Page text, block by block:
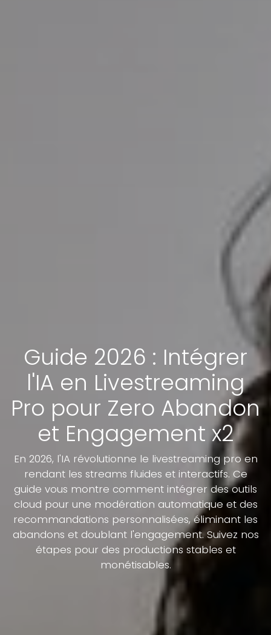
Guide 2026 : Intégrer
l'IA en Livestreaming
Pro pour Zero Abandon
et Engagement x2
En 2026, l'IA révolutionne le livestreaming pro en
rendant les streams fluides et interactifs. Ce
guide vous montre comment intégrer des outils
cloud pour une modération automatique et des
recommandations personnalisées, éliminant les
abandons et doublant l'engagement. Suivez nos
étapes pour des productions stables et
monétisables.